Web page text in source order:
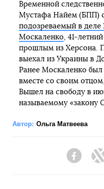
Временной
Мустафа Найем (БПП)
подозреваемый в
Москаленко, 41-
прошлым из Херсона.
выехал из Украины в
Ранее Москаленко
вместе со своим
Вышел на свободу в
называемому «закону
Автор: Ольга Матвеева